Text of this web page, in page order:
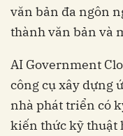
văn bản đa ngôn
thành văn bản và
AI Government
công cụ xây dựng
nhà phát triển có
kiến thức kỹ thuật